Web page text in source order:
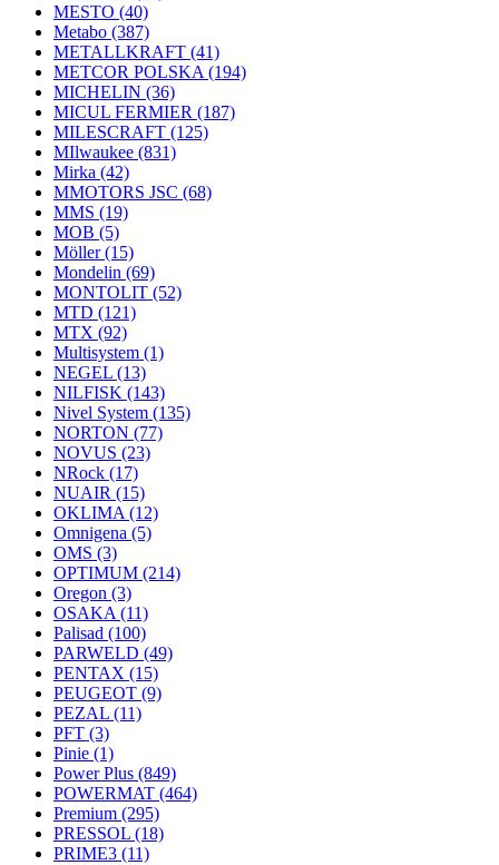
MESTO (40)
Metabo (387)
METALLKRAFT (41)
METCOR POLSKA (194)
MICHELIN (36)
MICUL FERMIER (187)
MILESCRAFT (125)
MIlwaukee (831)
Mirka (42)
MMOTORS JSC (68)
MMS (19)
MOB (5)
Möller(15)
Mondelin (69)
MONTOLIT (52)
MTD (121)
MTX (92)
Multisystem (1)
NEGEL (13)
NILFISK (143)
Nivel System (135)
NORTON (77)
NOVUS (23)
NRock (17)
NUAIR (15)
OKLIMA (12)
Omnigena (5)
OMS (3)
OPTIMUM (214)
Oregon (3)
OSAKA (11)
Palisad (100)
PARWELD (49)
PENTAX (15)
PEUGEOT (9)
PEZAL (11)
PFT (3)
Pinie (1)
Power Plus (849)
POWERMAT (464)
Premium (295)
PRESSOL (18)
PRIME3 (11)